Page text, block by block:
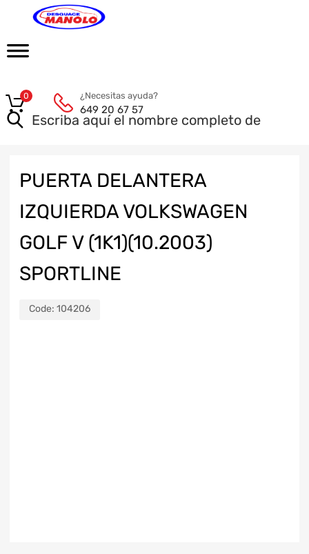
¿Necesitas ayuda?
649 20 67 57
0
PUERTA DELANTERA
IZQUIERDA VOLKSWAGEN
GOLF V (1K1)(10.2003)
SPORTLINE
Code: 104206